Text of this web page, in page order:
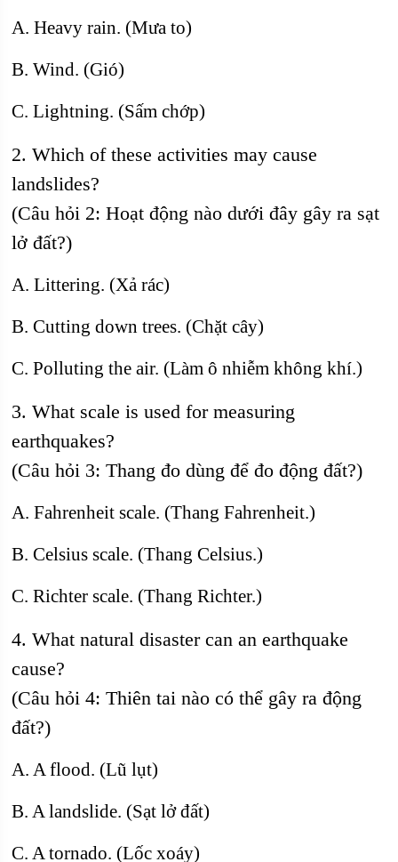
A. Heavy rain. (Mưa to)
B. Wind. (Gió)
C. Lightning. (Sấm chớp)
2. Which of these activities may cause
landslides?
(Câu hỏi 2: Hoạt động nào dưới đây gây ra sạt
lở đất?)
A. Littering. (Xả rác)
B. Cutting down trees. (Chặt cây)
C. Polluting the air. (Làm ô nhiễm không khí.)
3. What scale is used for measuring
earthquakes?
(Câu hỏi 3: Thang đo dùng để đo động đất?)
A. Fahrenheit scale. (Thang Fahrenheit.)
B. Celsius scale. (Thang Celsius.)
C. Richter scale. (Thang Richter.)
4. What natural disaster can an earthquake
cause?
(Câu hỏi 4: Thiên tai nào có thể gây ra động
đất?)
A. A flood. (Lũ lụt)
B. A landslide. (Sạt lở đất)
C. A tornado. (Lốc xoáy)